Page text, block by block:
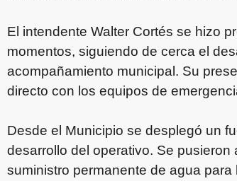
El intendente Walter Cortés se hizo
momentos, siguiendo de cerca el
acompañamiento municipal. Su
directo con los equipos de
Desde el Municipio se desplegó un
desarrollo del operativo. Se
suministro permanente de agua